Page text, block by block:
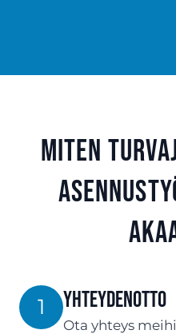
Miten
1 Yhteydenotto
Ota yhteys